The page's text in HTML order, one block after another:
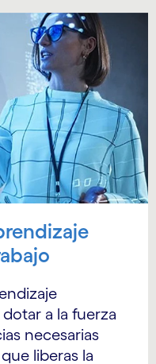
a la fuerza
necesarias
liberas la